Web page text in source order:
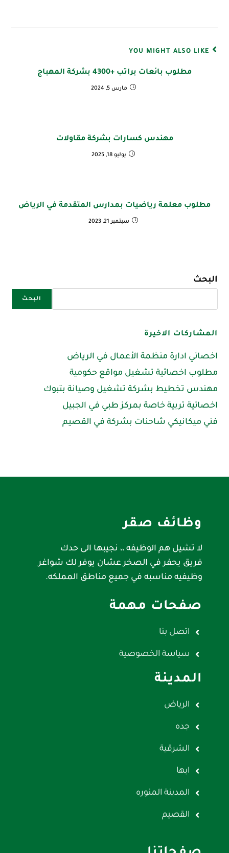
YOU MIGHT ALSO LIKE
مطلوب بائعات براتب +4300 بشركة المهباج
مارس 5, 2024
مهندس كسارات بشركة مقاولات
يوليو 18, 2025
مطلوب معلمة رياضيات بمدارس المتقدمة في الرياض
سبتمبر 21, 2023
البحث
البحث
المشاركات الاخيرة
اخصائي ادارة منظمة الأعمال في الرياض
مطلوب اخصائية تشغيل مواقع حكومية
مهندس تخطيط بشركة تشغيل وصيانة بتبوك
اخصائية تربية خاصة بمركز طبي في الجبيل
فني ميكانيكي شاحنات بشركة في القصيم
وظائف صقر
لا تشيل هم الوظيفه ،، نجيبها الى حدك
فريق يحفر في الصخر عشان يوفر لك شواغر
وظيفيه مناسبه في جميع مناطق المملكه.
صفحات مهمة
اتصل بنا
سياسة الخصوصية
المدينة
الرياض
جده
الشرقية
ابها
المدينة المنوره
القصيم